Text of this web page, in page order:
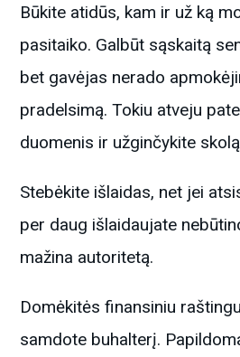
Būkite atidūs, kam ir už ką
pasitaiko. Galbūt sąskaitą
bet gavėjas nerado
pradelsimą. Tokiu atveju
duomenis ir užginčykite
Stebėkite išlaidas, net jei
per daug išlaidaujate
mažina autoritetą.
Domėkitės finansiniu
samdote buhalterį.